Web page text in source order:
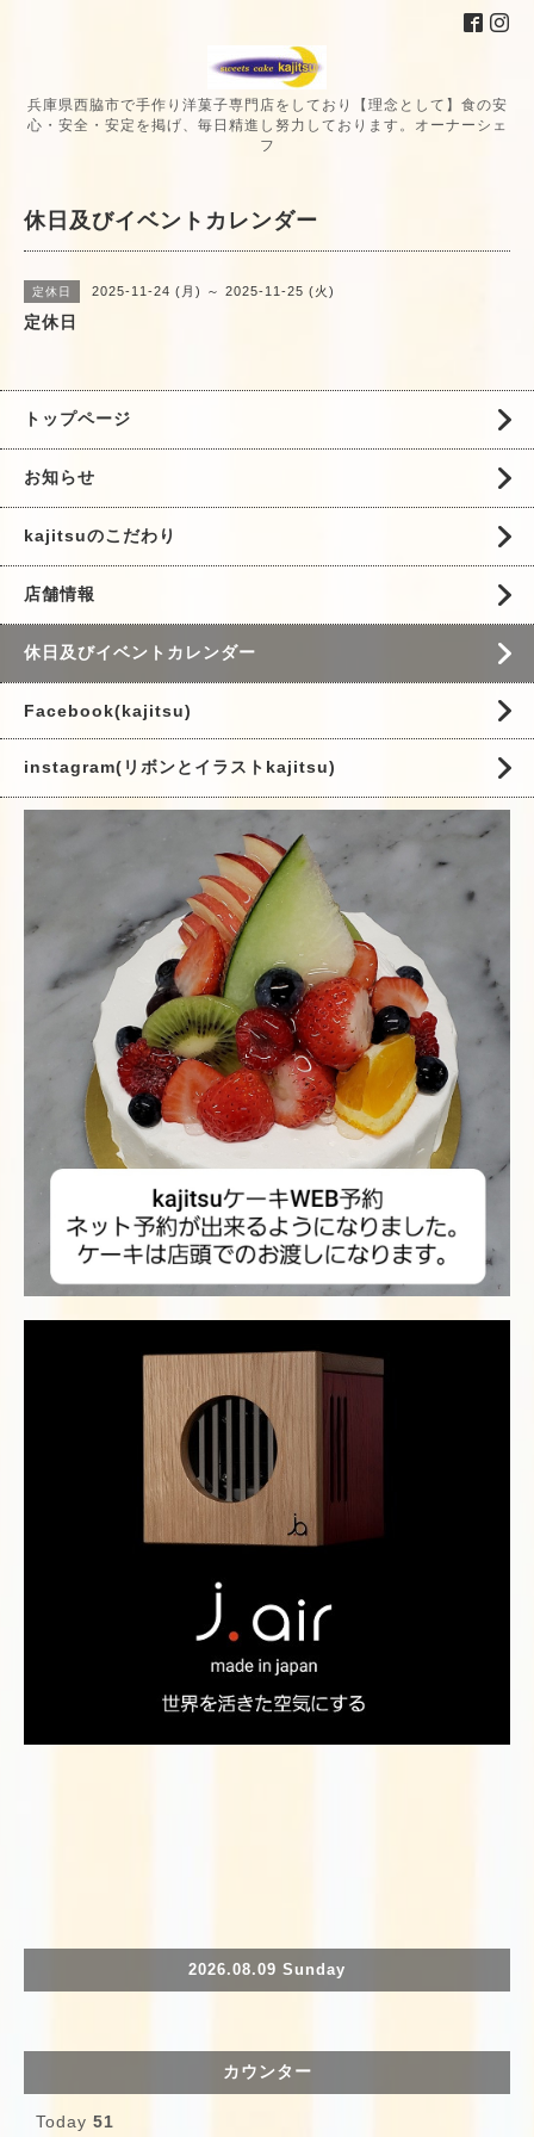
兵庫県西脇市で手作り洋菓子専門店をしており【理念として】食の安
心・安全・安定を掲げ、毎日精進し努力しております。オーナーシェ
フ
休日及びイベントカレンダー
定休日 2025-11-24 (月) ～ 2025-11-25 (火)
定休日
トップページ
お知らせ
kajitsuのこだわり
店舗情報
休日及びイベントカレンダー
Facebook(kajitsu)
instagram(リボンとイラストkajitsu)
2026.08.09 Sunday
カウンター
Today 51